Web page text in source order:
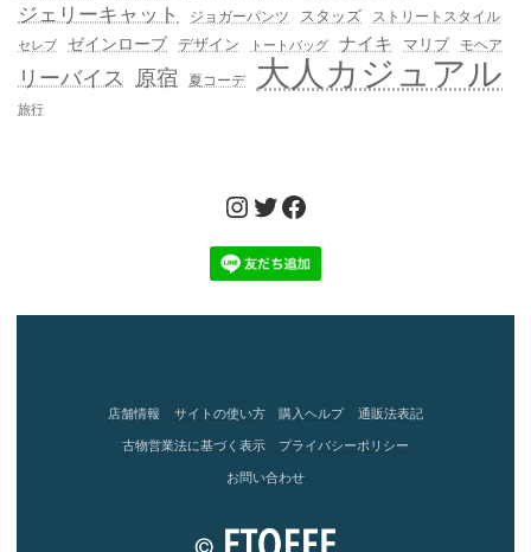
ジェリーキャット
ジョガーパンツ スタッズ ストリートスタイル
セレブ ゼインローブ デザイン トートバッグ ナイキ マリブ モヘア
リーバイス 原宿 夏コーデ 大人カジュアル
旅行
Instagram
Twitter
Facebook
店舗情報 サイトの使い方 購入ヘルプ 通販法表記
古物営業法に基づく表示 プライバシーポリシー
お問い合わせ